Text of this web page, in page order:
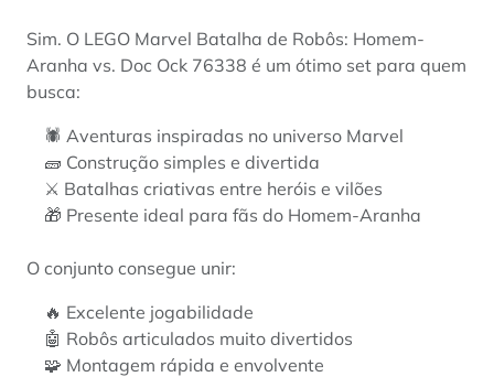
Sim. O LEGO Marvel Batalha de Robôs: Homem-
Aranha vs. Doc Ock 76338 é um ótimo set para quem
busca:
🕷️ Aventuras inspiradas no universo Marvel
🧱 Construção simples e divertida
⚔️ Batalhas criativas entre heróis e vilões
🎁 Presente ideal para fãs do Homem-Aranha
O conjunto consegue unir:
🔥 Excelente jogabilidade
🤖 Robôs articulados muito divertidos
🧩 Montagem rápida e envolvente